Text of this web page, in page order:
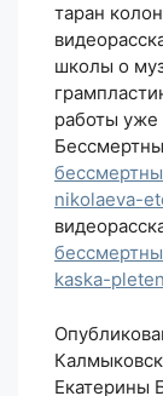
таран
школы о
работы уже
nikolaeva-
kaska-
Екатерины